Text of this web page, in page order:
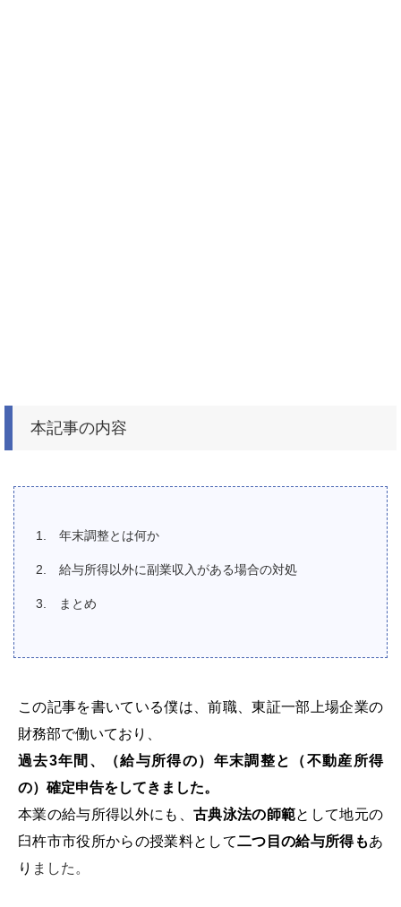
本記事の内容
年末調整とは何か
給与所得以外に副業収入がある場合の対処
まとめ
この記事を書いている僕は、前職、東証一部上場企業の
財務部で働いており、
過去3年間、（給与所得の）年末調整と（不動産所得
の）確定申告をしてきました。
本業の給与所得以外にも、 古典泳法の師範として地元の
臼杵市市役所からの授業料として二つ目の給与所得もあ
り ました。